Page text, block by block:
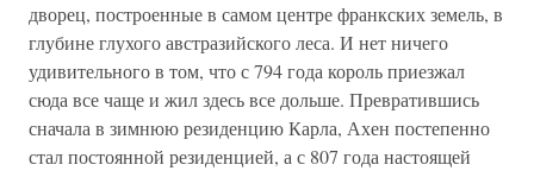
дворец, построенные в самом центре франкских земель, в
глубине глухого австразийского леса. И нет ничего
удивительного в том, что с 794 года король приезжал
сюда все чаще и жил здесь все дольше. Превратившись
сначала в зимнюю резиденцию Карла, Ахен постепенно
стал постоянной резиденцией, а с 807 года настоящей